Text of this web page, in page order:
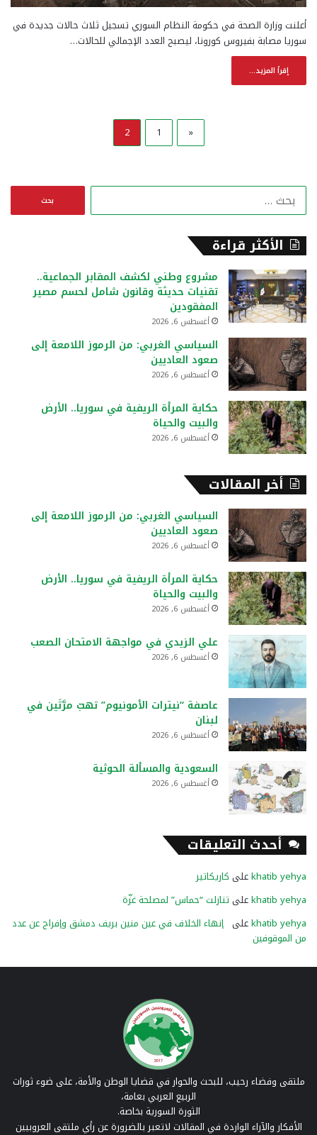
أعلنت وزارة الصحة في حكومة النظام السوري تسجيل ثلاث حالات جديدة في
سوريا مصابة بفيروس كورونا، ليصبح العدد الإجمالي للحالات…
إقرأ المزيد...
«
1
2
ن
الأكثر قراءة
مشروع وطني لكشف المقابر الجماعية..
تقنيات حديثة وقانون شامل لحسم مصير
المفقودين
أغسطس 6, 2026
السياسي الغربي: من الرموز اللامعة إلى
صعود العاديين
أغسطس 6, 2026
حكاية المرأة الريفية في سوريا.. الأرض
والبيت والحياة
أغسطس 6, 2026
أخر المقالات
السياسي الغربي: من الرموز اللامعة إلى
صعود العاديين
أغسطس 6, 2026
حكاية المرأة الريفية في سوريا.. الأرض
والبيت والحياة
أغسطس 6, 2026
علي الزيدي في مواجهة الامتحان الصعب
أغسطس 6, 2026
عاصفة “نيترات الأمونيوم” تهبّ مرَّتَين في
لبنان
أغسطس 6, 2026
السعودية والمسألة الحوثية
أغسطس 6, 2026
أحدث التعليقات
khatib yehyaعلى كاريكاتير
khatib yehyaعلى تنازلت “حماس” لمصلحة غزّة
khatib yehyaعلى إنهاء الخلاف في عين منين بريف دمشق وإفراج عن عدد
من الموقوفين
ملتقى وفضاء رحيب، للبحث والحوار في قضايا الوطن والأمة، على ضوء ثورات
الربيع العربي بعامة،
الثورة السورية بخاصة.
الأفكار والآراء الواردة في المقالات لاتعبر بالضرورة عن رأي ملتقى العروبيين